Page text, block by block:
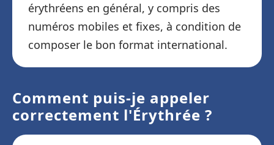
érythréens en général, y compris des
numéros mobiles et fixes, à condition de
composer le bon format international.
Comment puis-je appeler
correctement l'Érythrée ?